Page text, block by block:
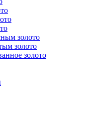
золото
золото
золото